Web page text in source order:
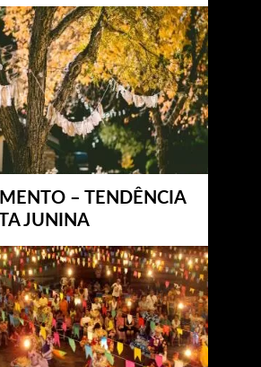
– TENDÊNCIA
JUNINA